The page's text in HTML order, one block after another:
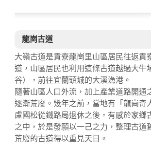
龍崗古道
大嶺古道是貢寮龍崗里山區居民往返貢
道，山區居民也利用這條古道越過大牛
谷），前往宜蘭頭城的大溪漁港。
隨著山區人口外流，加上產業道路開通
逐漸荒廢。幾年之前，當地有「龍崗奇
盧國松從鐵路局退休之後，有感於家鄉
之中，於是發願以一己之力，整理古道
荒廢的古道得以重見天日。